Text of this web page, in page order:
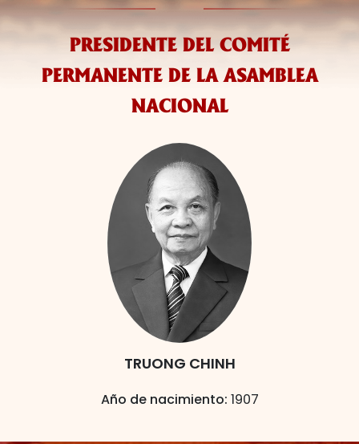
PRESIDENTE DEL COMITÉ
PERMANENTE DE LA ASAMBLEA
NACIONAL
TRUONG CHINH
Año de nacimiento: 1907